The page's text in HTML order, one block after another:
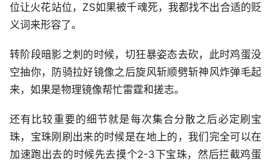
位让火花站位，ZS如果被千魂死，我都找不出合适的贬
义词来形容了。
转阶段暗影之刺的时候，切狂暴姿态去砍，此时鸡蛋没
空抽你，防骑拉好镜像之后旋风斩顺劈斩神风炸弹毛起
来，如果是物理镜像帮忙雷霆和搓志。
还有比较重要的细节就是每次集合分散之后必定刷宝
珠，宝珠刚刷出来的时候是在地上的，我们完全可以在
加速跑出去的时候先去摸个2-3下宝珠，然后拦截鸡蛋